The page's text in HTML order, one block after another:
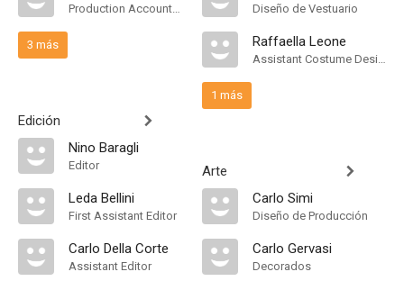
Production Accountant
3 más
Edición
Nino Baragli
Editor
Leda Bellini
First Assistant Editor
Carlo Della Corte
Assistant Editor
Diseño de Vestuario
Raffaella Leone
Assistant Costume Designer
1 más
Arte
Carlo Simi
Diseño de Producción
Carlo Gervasi
Decorados